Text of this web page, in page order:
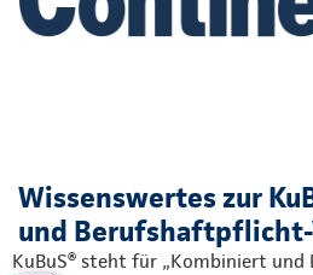
Wissenswertes zur
und
KuBuS® steht für „Kombiniert und